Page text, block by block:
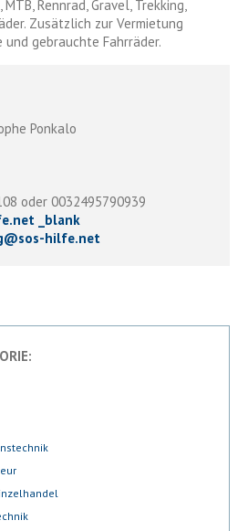
Rennrad, Gravel, Trekking,
Zusätzlich zur Vermietung
gebrauchte Fahrräder.
Ponkalo
oder 0032495790939
_blank
@sos-hilfe.net